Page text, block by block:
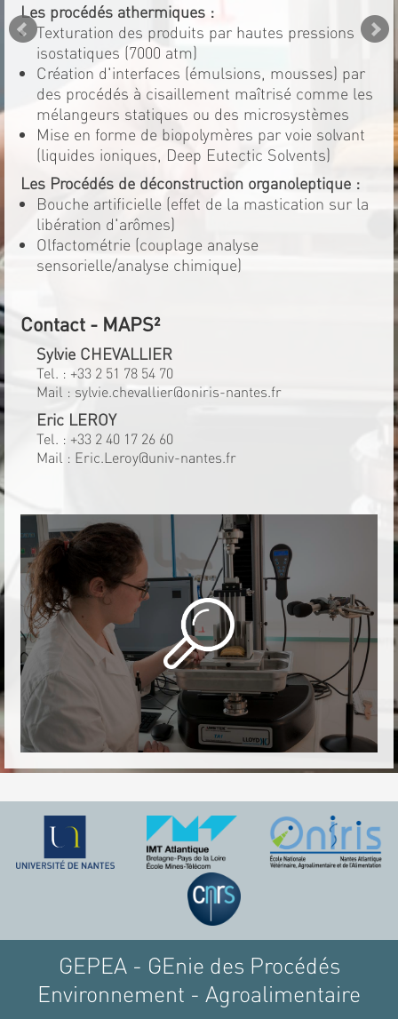
Les procédés athermiques :
Texturation des produits par hautes pressions
isostatiques (7000 atm)
Création d'interfaces (émulsions, mousses) par
des procédés à cisaillement maîtrisé comme les
mélangeurs statiques ou des microsystèmes
Mise en forme de biopolymères par voie solvant
(liquides ioniques, Deep Eutectic Solvents)
Les Procédés de déconstruction organoleptique :
Bouche artificielle (effet de la mastication sur la
libération d'arômes)
Olfactométrie (couplage analyse
sensorielle/analyse chimique)
Contact - MAPS²
Sylvie CHEVALLIER
Tel. : +33 2 51 78 54 70
Mail : sylvie.chevallier@oniris-nantes.fr
Eric LEROY
Tel. : +33 2 40 17 26 60
Mail : Eric.Leroy@univ-nantes.fr
GEPEA - GEnie des Procédés
Environnement - Agroalimentaire